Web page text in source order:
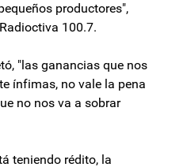
productores",
100.7.
"las ganancias que nos
ínfimas, no vale la pena
no nos va a sobrar
teniendo rédito, la